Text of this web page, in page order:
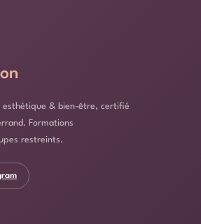
& bien-être, certifié
Formations
restreints.